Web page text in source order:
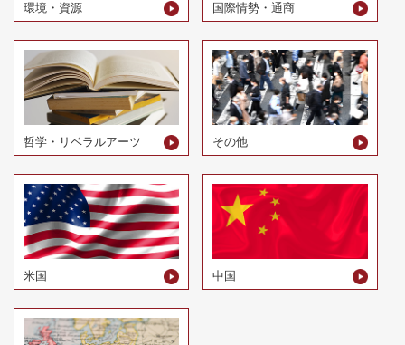
環境・資源 国際情勢・通商
哲学・リベラルアーツ その他
米国 中国